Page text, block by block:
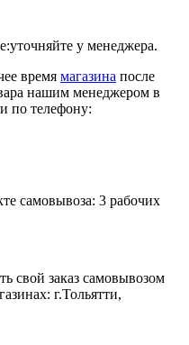
у менеджера.
время магазина после
нашим менеджером в
по телефону:
самовывоза: 3 рабочих
свой заказ самовывозом
г.Тольятти,